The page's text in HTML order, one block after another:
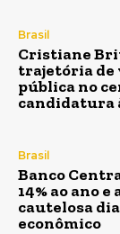
Brasil
Cristiane
trajetória de
pública no
candidatura
Brasil
Banco
14% ao ano
cautelosa
econômico